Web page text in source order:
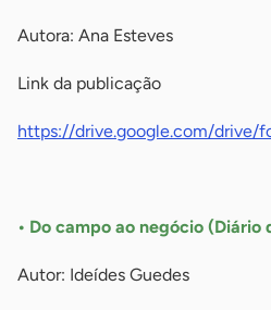
Autora: Ana Esteves
Link da publicação
https://drive.google.com/drive/
• Do campo ao negócio (Diário
Autor: Ideídes Guedes